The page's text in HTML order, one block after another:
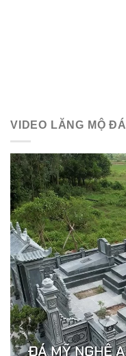
VIDEO LĂNG MỘ ĐÁ